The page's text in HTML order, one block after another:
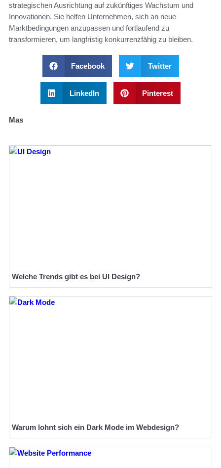
strategischen Ausrichtung auf zukünftiges Wachstum und
Innovationen. Sie helfen Unternehmen, sich an neue
Marktbedingungen anzupassen und fortlaufend zu
transformieren, um langfristig konkurrenzfähig zu bleiben.
Facebook Twitter
LinkedIn Pinterest
Mas
Welche Trends gibt es bei UI Design?
Warum lohnt sich ein Dark Mode im Webdesign?